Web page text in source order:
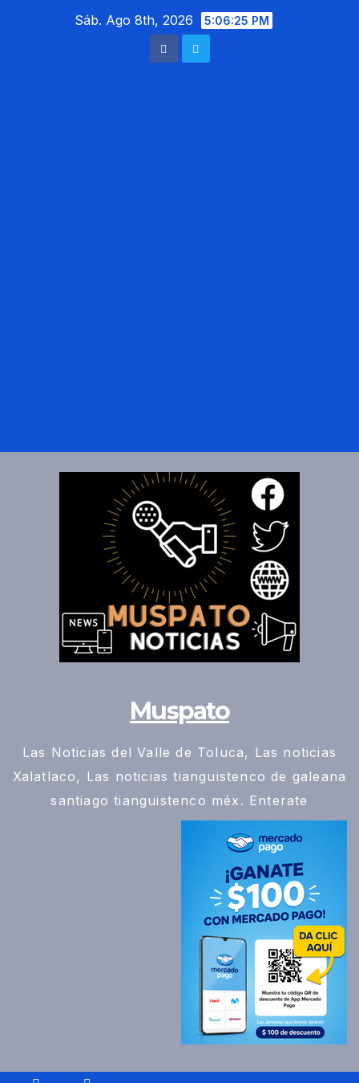
Sáb. Ago 8th, 2026 5:06:26 PM
Muspato
Las Noticias del Valle de Toluca, Las noticias
Xalatlaco, Las noticias tianguistenco de galeana
santiago tianguistenco méx. Enterate